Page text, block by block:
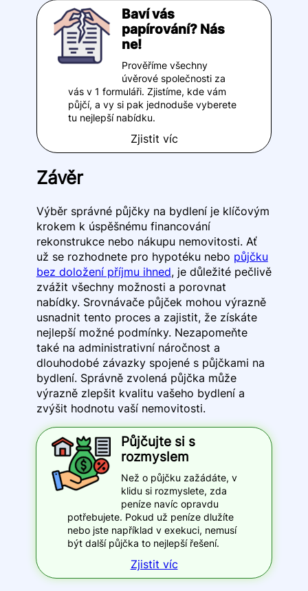
Baví vás
papírování? Nás
ne!
Prověříme všechny
úvěrové společnosti za
vás v 1 formuláři. Zjistíme, kde vám
půjčí, a vy si pak jednoduše vyberete
tu nejlepší nabídku.
Zjistit víc
Závěr
Výběr správné půjčky na bydlení je klíčovým
krokem k úspěšnému financování
rekonstrukce nebo nákupu nemovitosti. Ať
už se rozhodnete pro hypotéku nebo půjčku
bez doložení příjmu ihned, je důležité pečlivě
zvážit všechny možnosti a porovnat
nabídky. Srovnávače půjček mohou výrazně
usnadnit tento proces a zajistit, že získáte
nejlepší možné podmínky. Nezapomeňte
také na administrativní náročnost a
dlouhodobé závazky spojené s půjčkami na
bydlení. Správně zvolená půjčka může
výrazně zlepšit kvalitu vašeho bydlení a
zvýšit hodnotu vaší nemovitosti.
Půjčujte si s
rozmyslem
Než o půjčku zažádáte, v
klidu si rozmyslete, zda
peníze navíc opravdu
potřebujete. Pokud už peníze dlužíte
nebo jste například v exekuci, nemusí
být další půjčka to nejlepší řešení.
Zjistit víc